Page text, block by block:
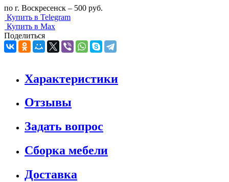
по г. Воскресенск – 500 руб.
Купить в Telegram
Купить в Max
Поделиться
Характеристики
Отзывы
Задать вопрос
Сборка мебели
Доставка